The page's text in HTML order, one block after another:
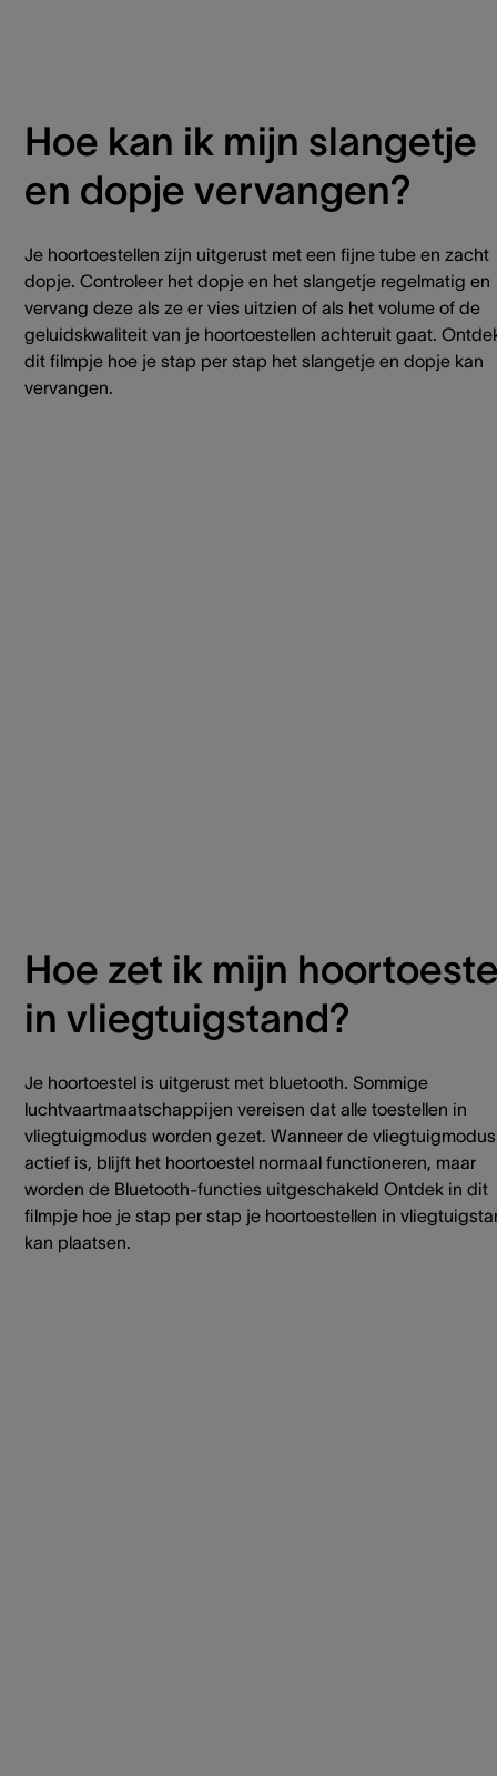
Hoe kan ik mijn slangetje
en dopje vervangen?
Je hoortoestellen zijn uitgerust met een fijne tube en zacht
dopje. Controleer het dopje en het slangetje regelmatig en
vervang deze als ze er vies uitzien of als het volume of de
geluidskwaliteit van je hoortoestellen achteruit gaat.
dit filmpje hoe je stap per stap het slangetje en dopje kan
vervangen.
Hoe zet ik mijn
in vliegtuigstand?
Je hoortoestel is uitgerust met bluetooth. Sommige
luchtvaartmaatschappijen vereisen dat alle toestellen in
vliegtuigmodus worden gezet. Wanneer de vliegtuigmodus
actief is, blijft het hoortoestel normaal functioneren, maar
worden de Bluetooth-functies uitgeschakeld Ontdek in dit
filmpje hoe je stap per stap je hoortoestellen in
kan plaatsen.